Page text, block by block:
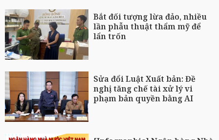
Bắt đối tượng lừa đảo, nhiều
lần phẫu thuật thẩm mỹ để
lẩn trốn
Sửa đổi Luật Xuất bản: Đề
nghị tăng chế tài xử lý vi
phạm bản quyền bằng AI